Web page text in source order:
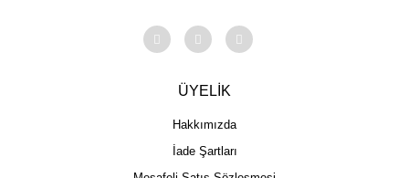
ÜYELİK
Hakkımızda
İade Şartları